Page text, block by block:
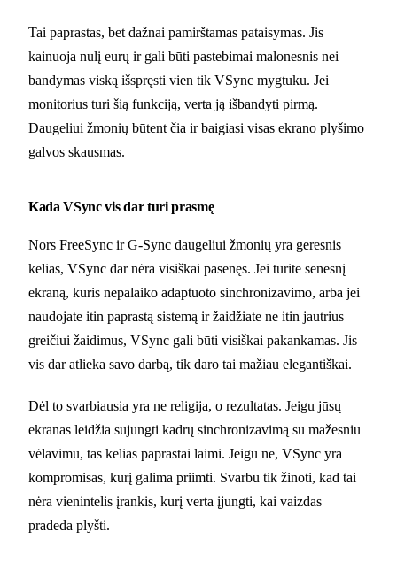
Tai paprastas, bet dažnai pamirštamas pataisymas. Jis
kainuoja nulį eurų ir gali būti pastebimai malonesnis nei
bandymas viską išspręsti vien tik VSync mygtuku. Jei
monitorius turi šią funkciją, verta ją išbandyti pirmą.
Daugeliui žmonių būtent čia ir baigiasi visas ekrano plyšimo
galvos skausmas.
Kada VSync vis dar turi prasmę
Nors FreeSync ir G-Sync daugeliui žmonių yra geresnis
kelias, VSync dar nėra visiškai pasenęs. Jei turite senesnį
ekraną, kuris nepalaiko adaptuoto sinchronizavimo, arba jei
naudojate itin paprastą sistemą ir žaidžiate ne itin jautrius
greičiui žaidimus, VSync gali būti visiškai pakankamas. Jis
vis dar atlieka savo darbą, tik daro tai mažiau elegantiškai.
Dėl to svarbiausia yra ne religija, o rezultatas. Jeigu jūsų
ekranas leidžia sujungti kadrų sinchronizavimą su mažesniu
vėlavimu, tas kelias paprastai laimi. Jeigu ne, VSync yra
kompromisas, kurį galima priimti. Svarbu tik žinoti, kad tai
nėra vienintelis įrankis, kurį verta įjungti, kai vaizdas
pradeda plyšti.